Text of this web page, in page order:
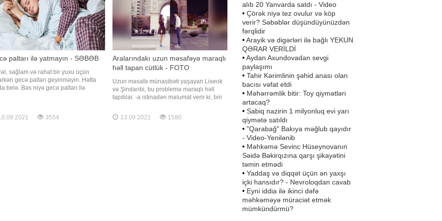
paltarı ilə yatmayın - SƏBƏB
sağlam və rahat bir yuxu üçün
gecə paltarı geyinməyin. Hətta
belə. Bəs niyə gecə paltarı ilə
qalın "pijamalar" da yatmaqla
3554
Aralarındakı uzun məsafəyə maraqlı
həll tapan cütlük - FOTO
Uzun məsafə münasibəti yaşayan Liseok
və Şindanbi, bu problemə maraqlı həll
tapıblar. -a istinadən məlumat verir ki, biri
koreyalı cütlük, video zəng edərkən eyni
vaxtda çəkdikləri şəkilləri bir araya
13.09.2021 1580
alıb 20 Yanvarda satdı - Video
• Çörək niyə tez ovulur və köp
verir? Səbəblər düşündüyünüzdən
fərqlidir
•Arayik və digərləri ilə bağlı YEKUN
QƏRAR VERİLDİ
•Aydan Axundovadan sevgi
paylaşımı
• Tahir Kərimlinin şəhid anası olan
bacısı vəfat etdi
• Məhərrəmlik bitir: Toy qiymətləri
artacaq?
• Sabiq nazirin 1 milyonluq evi yarı
qiymətə satıldı
• "Qarabağ" Bakıya məğlub qayıdır
- Video-Yenilənib
• Məhkəmə Sevinc Hüseynovanın
Səidə Bəkirqızına qarşı şikayətini
təmin etmədi
• Yaddaş və diqqət üçün ən yaxşı
içki hansıdır? - Nevroloqdan cavab
• Eyni iddia ilə ikinci dəfə
məhkəməyə müraciət etmək
mümkündürmü?